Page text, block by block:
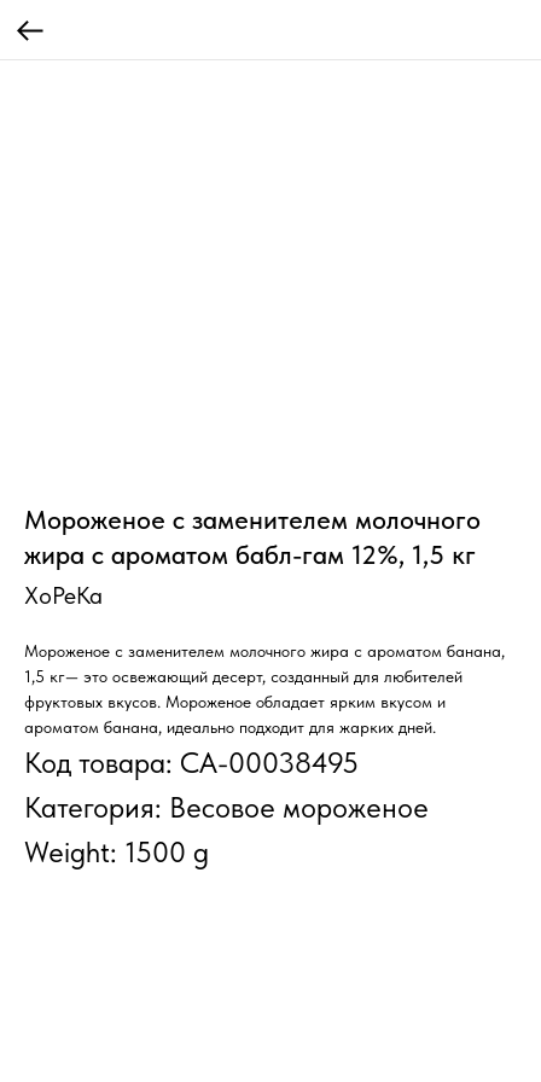
Мороженое с заменителем молочного
жира с ароматом бабл-гам 12%, 1,5 кг
ХоРеКа
Мороженое с заменителем молочного жира с ароматом банана,
1,5 кг— это освежающий десерт, созданный для любителей
фруктовых вкусов. Мороженое обладает ярким вкусом и
ароматом банана, идеально подходит для жарких дней.
Код товара: СА-00038495
Категория: Весовое мороженое
Weight: 1500 g